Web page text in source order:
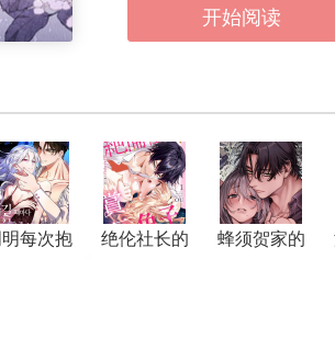
开始阅读
每次抱
绝伦社长的
蜂须贺家的